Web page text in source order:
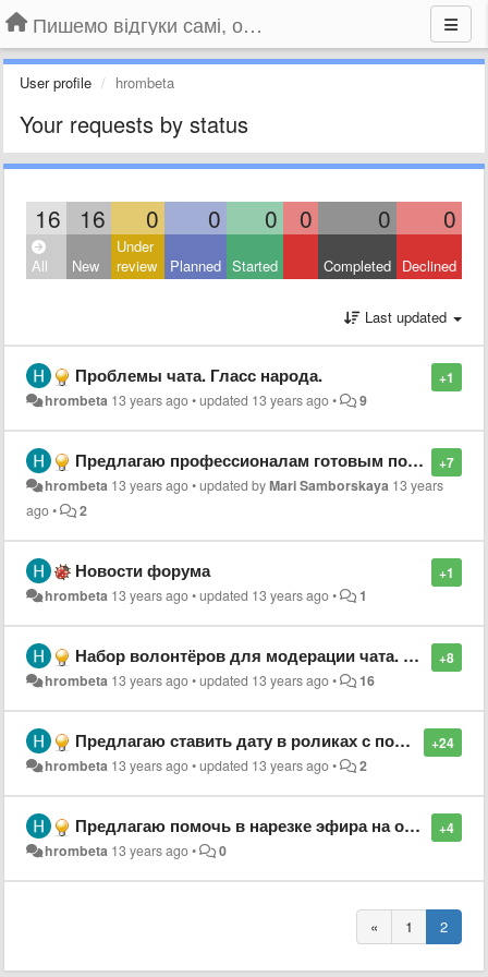
Пишемо відгуки самі, обговорюємо інші ідеї та пропозиції до Громадського Телебачення
User profile hrombeta
Your requests by status
16 16 0 0 0 0 0 0
All New
Under
review
Planned Started Completed Declined
Last updated
+1
Проблемы чата. Гласс народа.
hrombeta 13 years ago•updated 13 years ago• 9
+7
Предлагаю профессионалам готовым поучаствовать в развитии громадського тв оставить в этой теме свой ник/название профессии
hrombeta 13 years ago•updated byMari Samborskaya 13 years
ago• 2
+1
Новости форума
hrombeta 13 years ago•updated 13 years ago• 1
+8
Набор волонтёров для модерации чата. + обсуждение организации самого процесса.
hrombeta 13 years ago•updated 13 years ago• 16
+24
Предлагаю ставить дату в роликах с пометкой "повтор"
hrombeta 13 years ago•updated 13 years ago• 2
+4
Предлагаю помочь в нарезке эфира на отдельные ролики. Волонтёры оставляем заявки. Остальные могут помоч комментируя тему С указанием ФИО гостя и началом и концом по верменной шкале.
hrombeta 13 years ago• 0
« 1 2